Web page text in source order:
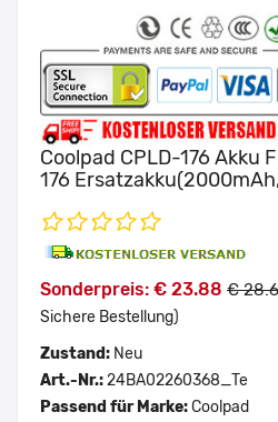
Coolpad CPLD-176 Akku
176
Sonderpreis: € 23.88 €
Sichere Bestellung)
Zustand: Neu
Art.-Nr.:24BA02260368_Te
Passend für Marke:Coolpad